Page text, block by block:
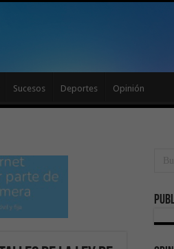
Sucesos Deportes Opinión